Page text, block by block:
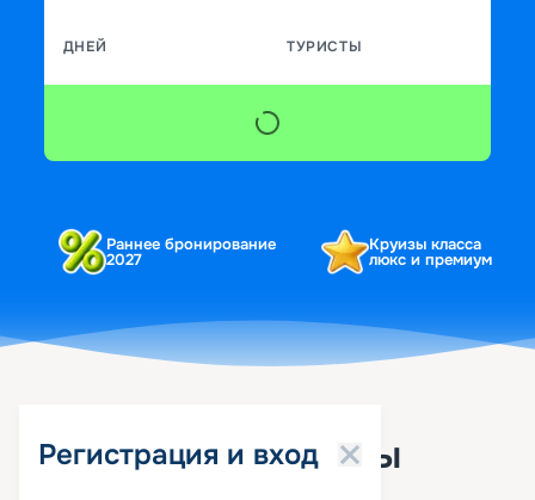
ДНЕЙ ТУРИСТЫ
Раннее бронирование
2027
Круизы класса
люкс и премиум
Регистрация и вход
Популярные круизы